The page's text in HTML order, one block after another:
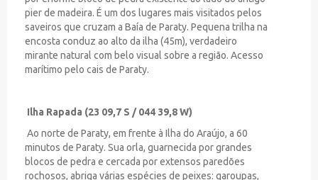
pier de madeira. É um dos lugares mais visitados pelos
saveiros que cruzam a Baía de Paraty. Pequena trilha na
encosta conduz ao alto da ilha (45m), verdadeiro
mirante natural com belo visual sobre a região. Acesso
marítimo pelo cais de Paraty.
Ilha Rapada (23 09,7 S / 044 39,8 W)
Ao norte de Paraty, em frente à Ilha do Araújo, a 60
minutos de Paraty. Sua orla, guarnecida por grandes
blocos de pedra e cercada por extensos paredões
rochosos, abriga várias espécies de peixes: garoupas,